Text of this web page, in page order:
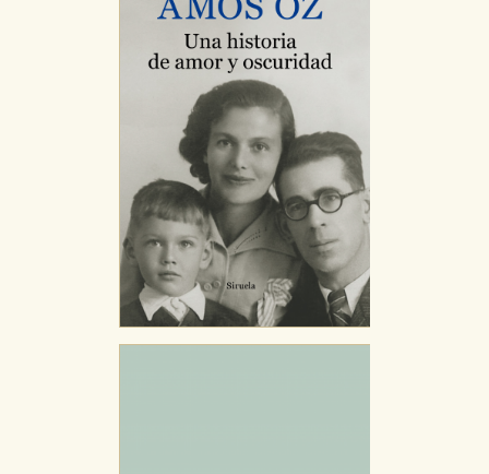
GUARDAR CONFIGURACIÓN
política de cookies